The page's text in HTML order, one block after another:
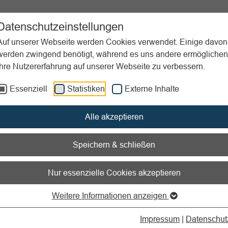
unserer Webseite werden Cookies verwendet. Einige davon
zwingend benötigt, während es uns andere ermöglichen,
Nutzererfahrung auf unserer Webseite zu verbessern.
Essenziell Statistiken Externe Inhalte
Alle akzeptieren
Speichern & schließen
Nur essenzielle Cookies akzeptieren
Weitere Informationen anzeigen
Impressum |
Sportpraxis Aktuelles
Steuern &
Wenn’s um
uns als
sind gemeinnützig